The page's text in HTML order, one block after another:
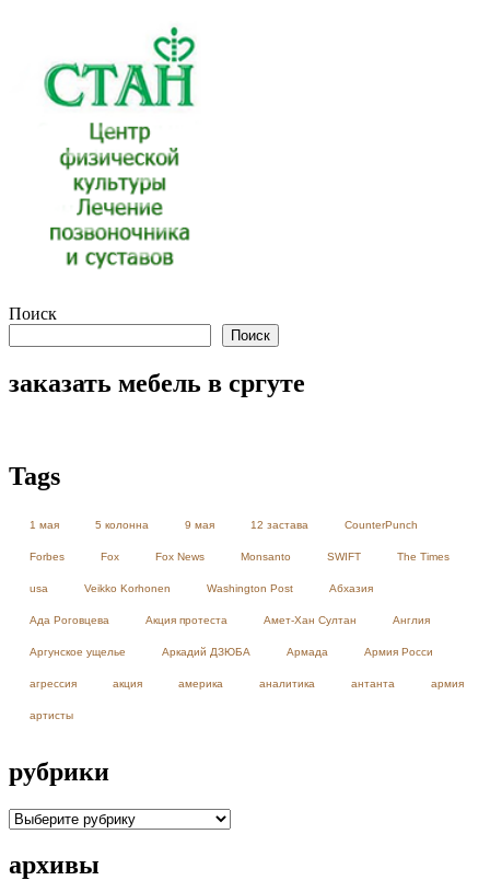
Поиск
Поиск
заказать мебель в сргуте
Tags
1 мая 5 колонна 9 мая 12 застава CounterPunch
Forbes Fox Fox News Monsanto SWIFT The Times
usa Veikko Korhonen Washington Post Абхазия
Ада Роговцева Акция протеста Амет-Хан Султан Англия
Аргунское ущелье Аркадий ДЗЮБА Армада Армия Росси
агрессия акция америка аналитика антанта армия
артисты
рубрики
рубрики
архивы